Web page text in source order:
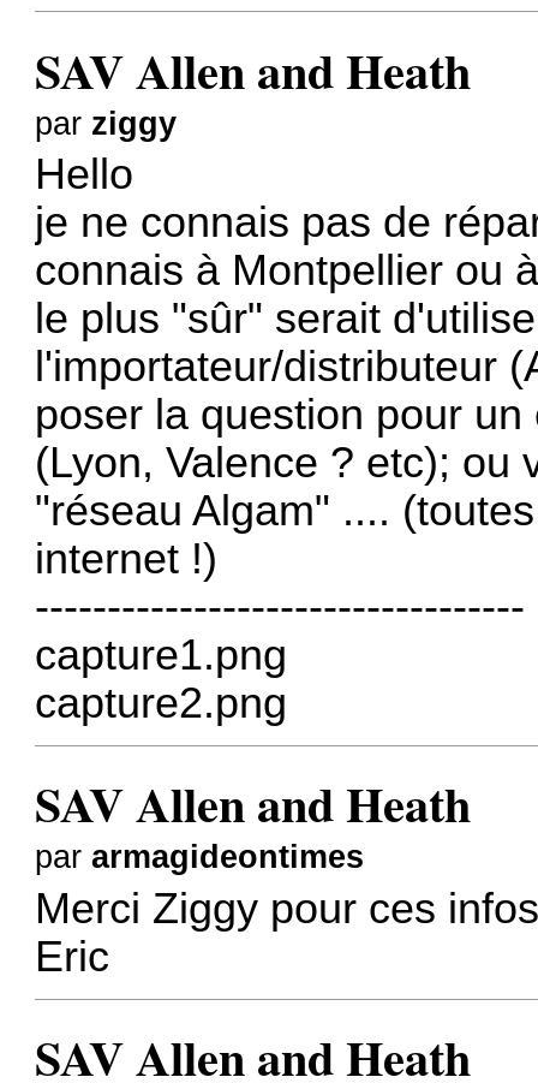
SAV Allen and Heath
par ziggy
Hello
je ne connais pas de
connais à Montpellier ou
le plus "sûr" serait
l'importateur/distributeur
poser la question pour
(Lyon, Valence ? etc); ou
"réseau Algam" ....
internet !)
----------------------------------
capture1.png
capture2.png
SAV Allen and Heath
pararmagideontimes
Merci Ziggy pour ces
Eric
SAV Allen and Heath